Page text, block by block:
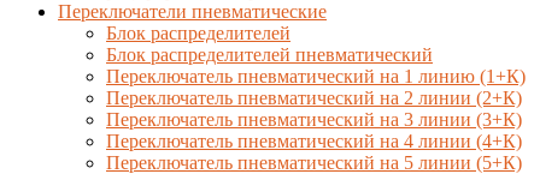
Переключатели пневматические
Блок распределителей
Блок распределителей пневматический
Переключатель пневматический на 1 линию (1+К)
Переключатель пневматический на 2 линии (2+К)
Переключатель пневматический на 3 линии (3+К)
Переключатель пневматический на 4 линии (4+К)
Переключатель пневматический на 5 линии (5+К)